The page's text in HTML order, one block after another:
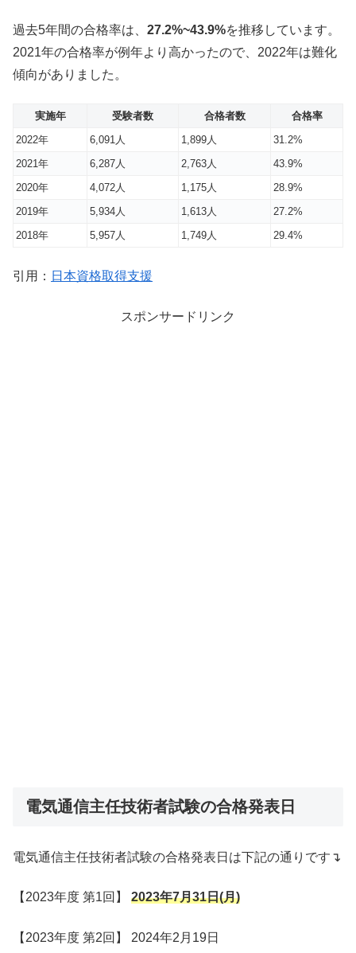
過去5年間の合格率は、 27.2%~43.9%を推移しています。
2021年の合格率が例年より高かったので、2022年は難化
傾向がありました。
実施年 受験者数 合格者数
合格率
2022年
6,091人 1,899人
31.2%
2021年
6,287人 2,763人
43.9%
2020年
4,072人 1,175人
28.9%
2019年
5,934人 1,613人
27.2%
2018年
5,957人 1,749人 29.4%
引用： 日本資格取得支援
スポンサードリンク
電気通信主任技術者試験の合格発表日
電気通信主任技術者試験の合格発表日は下記の通りです↴
【2023年度 第1回】 2023年7月31日(月)
【2023年度 第2回】 2024年2月19日